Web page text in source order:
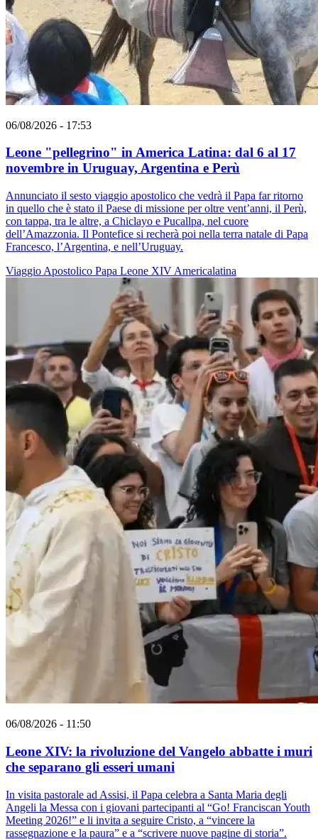
06/08/2026 - 17:53
Leone "pellegrino" in America Latina: dal 6 al 17
novembre in Uruguay, Argentina e Perù
Annunciato il sesto viaggio apostolico che vedrà il Papa far ritorno
in quello che è stato il Paese di missione per oltre vent’anni, il Perù,
con tappa, tra le altre, a Chiclayo e Pucallpa, nel cuore
dell’Amazzonia. Il Pontefice si recherà poi nella terra natale di Papa
Francesco, l’Argentina, e nell’Uruguay.
Viaggio Apostolico Papa Leone XIV Americalatina
06/08/2026 - 11:50
Leone XIV: la rivoluzione del Vangelo abbatte i muri
che separano gli esseri umani
In visita pastorale ad Assisi, il Papa celebra a Santa Maria degli
Angeli la Messa con i giovani partecipanti al “Go! Franciscan Youth
Meeting 2026!” e li invita a seguire Cristo, a “vincere la
rassegnazione e la paura” e a “scrivere nuove pagine di storia”.